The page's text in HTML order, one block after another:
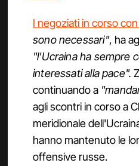
I negoziati in corso
sono necessari", ha
"l'Ucraina ha sempre
interessati alla pace".
continuando a
agli scontri in corso a
meridionale
hanno mantenuto le
offensive russe.